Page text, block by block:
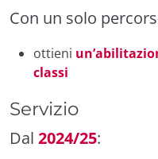
Con un solo
ottieni
classi
Servizio
Dal 2024/25: